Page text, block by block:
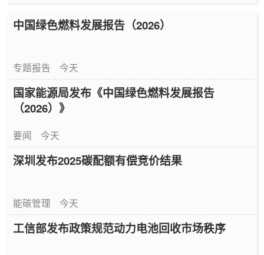
中国绿色燃料发展报告（2026）
专题报告 今天
国家能源局发布《中国绿色燃料发展报告
（2026）》
要闻 今天
深圳发布2025碳配额有偿竞价结果
能碳管理 今天
工信部发布政策规范动力电池回收市场秩序